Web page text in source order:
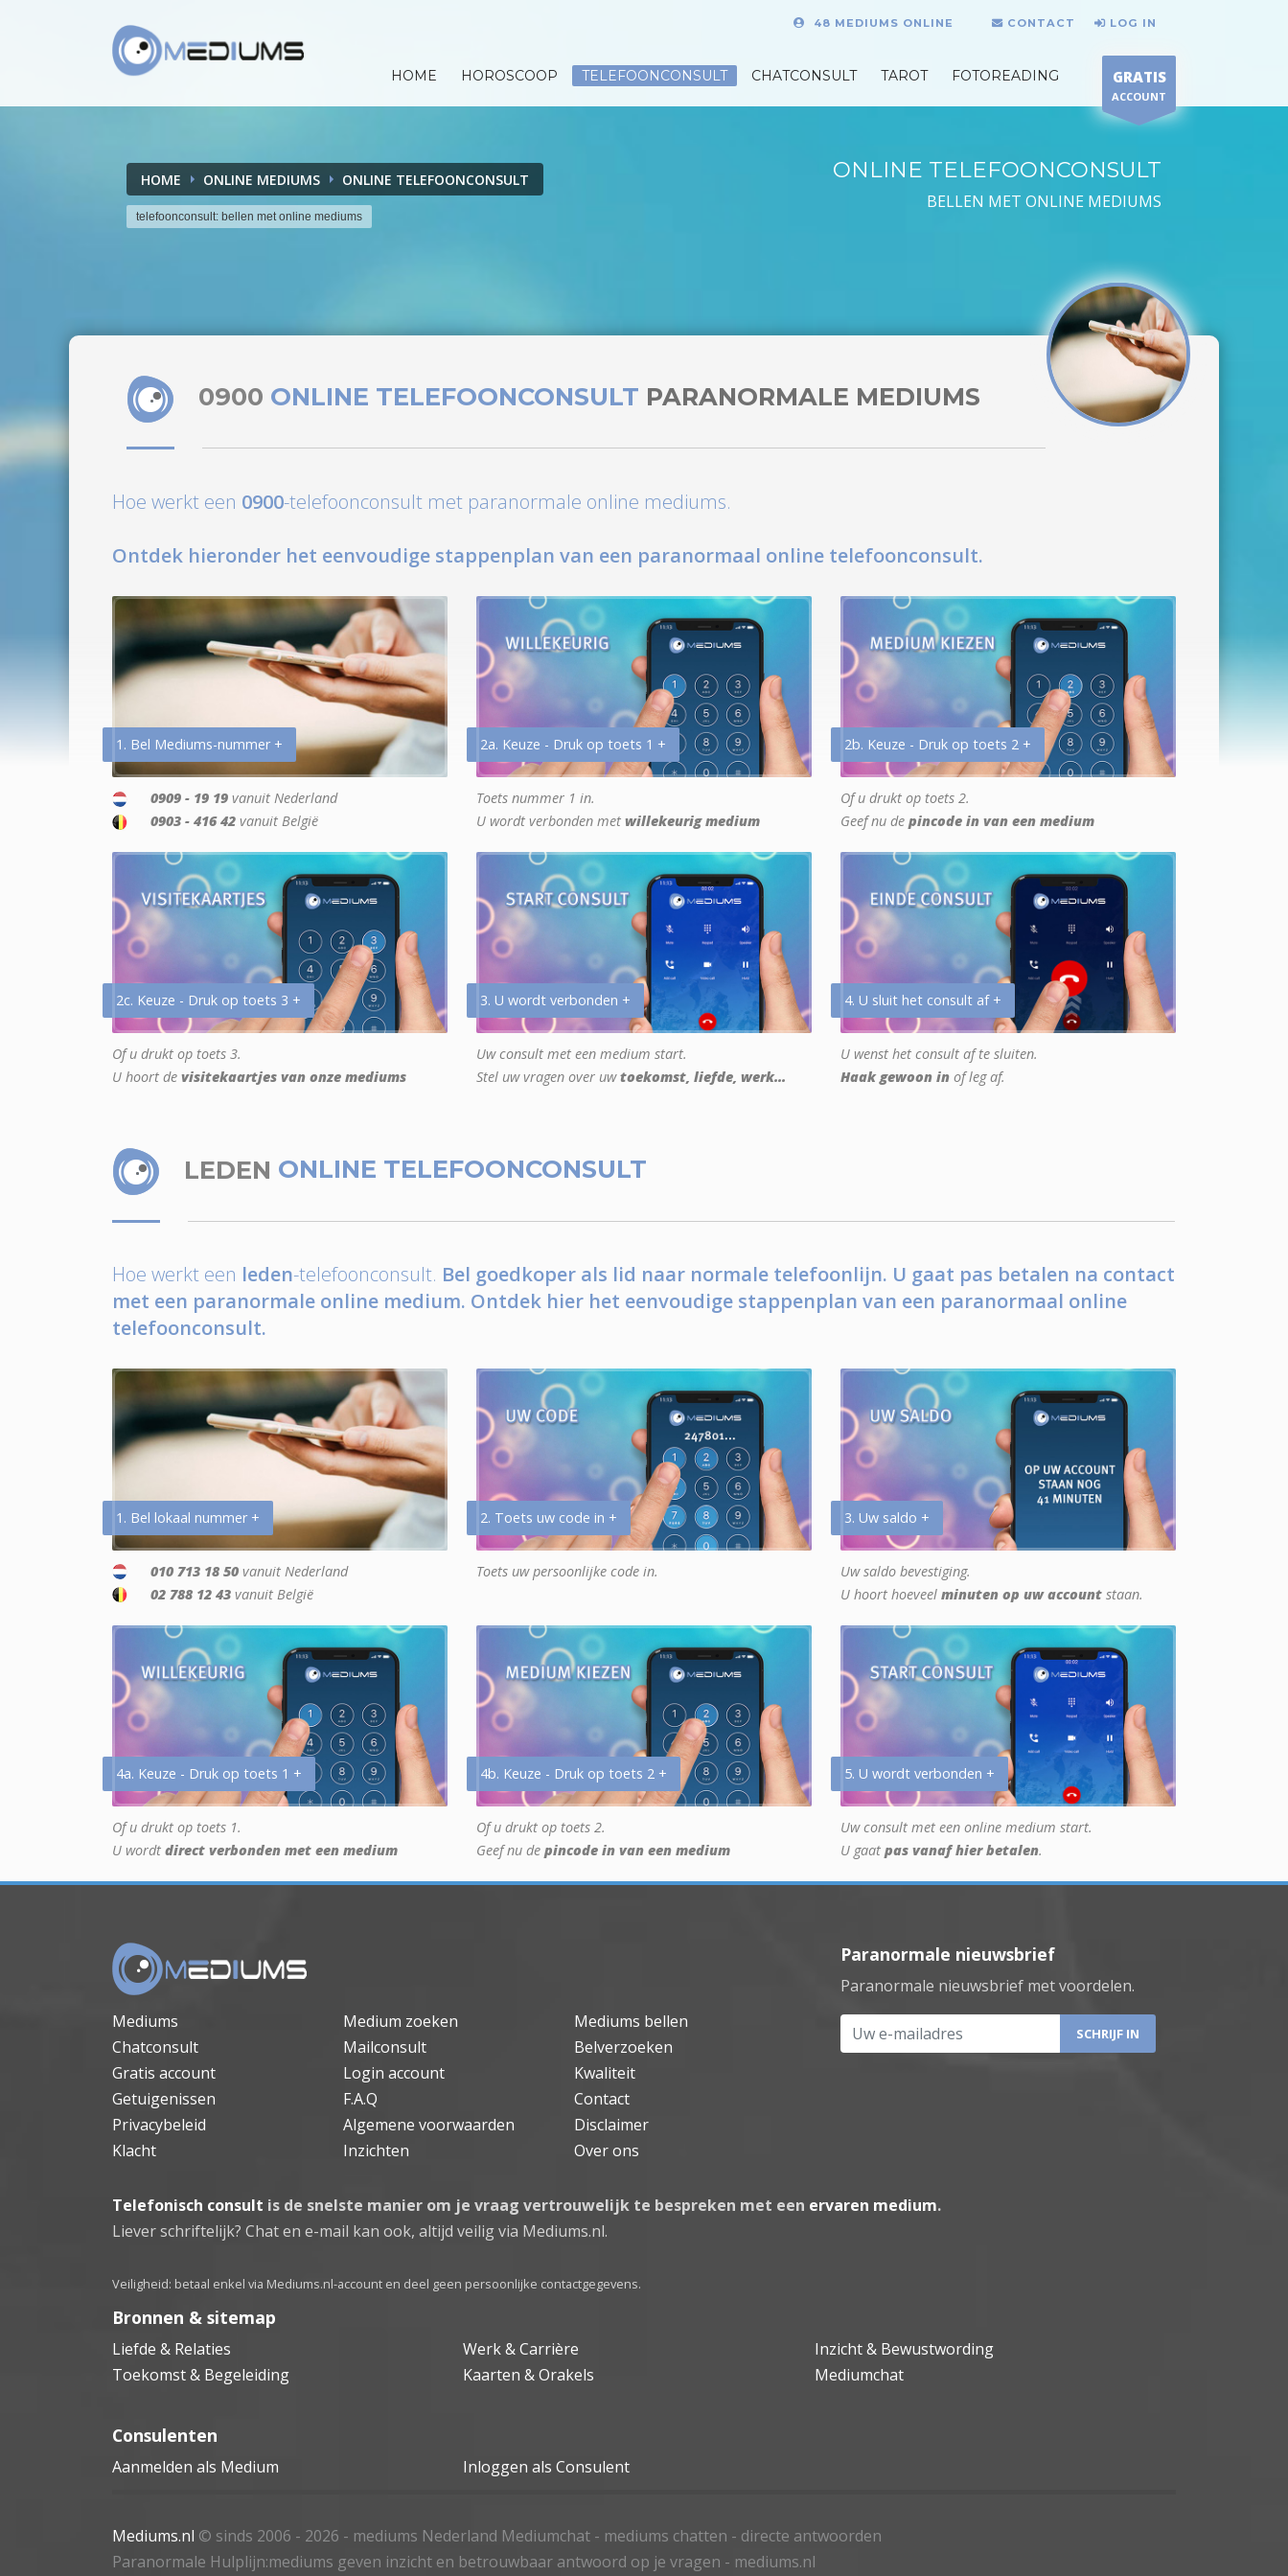
48 MEDIUMS ONLINE CONTACT LOG IN
HOME HOROSCOOP TELEFOONCONSULT CHATCONSULT TAROT FOTOREADING GRATIS
ACCOUNT
HOME ONLINE MEDIUMS ONLINE TELEFOONCONSULT
telefoonconsult: bellen met online mediums
ONLINE TELEFOONCONSULT
BELLEN MET ONLINE MEDIUMS
0900 ONLINE TELEFOONCONSULT PARANORMALE MEDIUMS
Hoe werkt een 0900-telefoonconsult met paranormale online mediums.
Ontdek hieronder het eenvoudige stappenplan van een paranormaal online telefoonconsult.
1. Bel Mediums-nummer +
0909 - 19 19 vanuit Nederland
0903 - 416 42 vanuit België
2a. Keuze - Druk op toets 1 +
Toets nummer 1 in.
U wordt verbonden met willekeurig medium
2b. Keuze - Druk op toets 2 +
Of u drukt op toets 2.
Geef nu de pincode in van een medium
2c. Keuze - Druk op toets 3 +
Of u drukt op toets 3.
U hoort de visitekaartjes van onze mediums
3. U wordt verbonden +
Uw consult met een medium start.
Stel uw vragen over uwtoekomst, liefde, werk...
4. U sluit het consult af +
U wenst het consult af te sluiten.
Haak gewoon in of leg af.
LEDEN ONLINE TELEFOONCONSULT
Hoe werkt een leden-telefoonconsult. Bel goedkoper als lid naar normale telefoonlijn. U gaat pas betalen na contact
met een paranormale online medium. Ontdek hier het eenvoudige stappenplan van een paranormaal online
telefoonconsult.
1. Bel lokaal nummer +
010 713 18 50 vanuit Nederland
02 788 12 43 vanuit België
2. Toets uw code in +
Toets uw persoonlijke code in.
3. Uw saldo +
Uw saldo bevestiging.
U hoort hoeveel minuten op uw account staan.
4a. Keuze - Druk op toets 1 +
Of u drukt op toets 1.
U wordt direct verbonden met een medium
4b. Keuze - Druk op toets 2 +
Of u drukt op toets 2.
Geef nu de pincode in van een medium
5. U wordt verbonden +
Uw consult met een online medium start.
U gaat pas vanaf hier betalen.
Mediums Medium zoeken
Mediums bellen
Chatconsult
Mailconsult
Belverzoeken
Gratis account
Login account
Kwaliteit
Getuigenissen
F.A.Q
Contact
Privacybeleid
Algemene voorwaarden
Disclaimer
Klacht
Inzichten Over ons
Paranormale nieuwsbrief
Paranormale nieuwsbrief met voordelen.
Uw e-mailadres
Telefonisch consult is de snelste manier om je vraag vertrouwelijk te bespreken met een ervaren medium.
Liever schriftelijk? Chat en e-mail kan ook, altijd veilig via Mediums.nl.
Veiligheid: betaal enkel via Mediums.nl-account en deel geen persoonlijke contactgegevens.
Bronnen & sitemap
Liefde & Relaties Werk & Carrière
Inzicht & Bewustwording
Toekomst & Begeleiding
Kaarten & Orakels Mediumchat
Consulenten
Aanmelden als Medium Inloggen als Consulent
Mediums.nl © sinds 2006 - 2026 - mediums Nederland Mediumchat - mediums chatten - directe antwoorden
Paranormale Hulplijn:mediums geven inzicht en betrouwbaar antwoord op je vragen - mediums.nl